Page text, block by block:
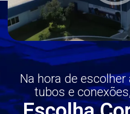
Na hora de
tubos e